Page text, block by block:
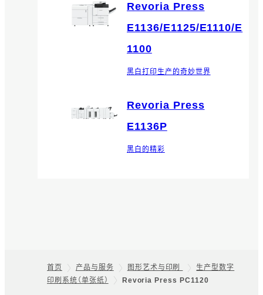
Revoria Press
E1136/E1125/E1110/E
1100
黑白打印生产的奇妙世界
Revoria Press
E1136P
黑白的精彩
Footer
首页 产品与服务 图形艺术与印刷
生产型数字
印刷系统（单张纸）
Revoria Press PC1120